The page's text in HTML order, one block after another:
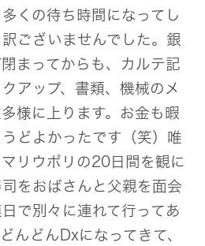
くの待ち時間になってし
ございませんでした。銀
まってからも、カルテ記
アップ、書類、機械のメ
様に上ります。お金も暇
どよかったです（笑）唯
リウポリの20日間を観に
をおばさんと父親を面会
で別々に連れて行ってあ
んどんDxになってきて、